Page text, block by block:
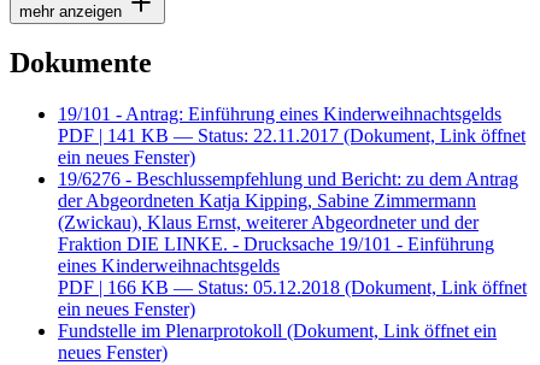
mehr anzeigen
Dokumente
19/101 - Antrag: Einführung eines Kinderweihnachtsgelds
PDF | 141 KB — Status: 22.11.2017 (Dokument, Link öffnet
ein neues Fenster)
19/6276 - Beschlussempfehlung und Bericht: zu dem Antrag
der Abgeordneten Katja Kipping, Sabine Zimmermann
(Zwickau), Klaus Ernst, weiterer Abgeordneter und der
Fraktion DIE LINKE. - Drucksache 19/101 - Einführung
eines Kinderweihnachtsgelds
PDF | 166 KB — Status: 05.12.2018 (Dokument, Link öffnet
ein neues Fenster)
Fundstelle im Plenarprotokoll (Dokument, Link öffnet ein
neues Fenster)